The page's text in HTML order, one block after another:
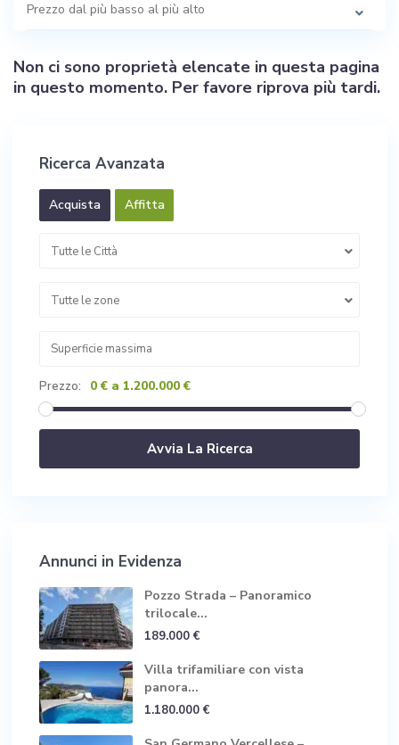
Prezzo dal più basso al più alto
Non ci sono proprietà elencate in questa pagina
in questo momento. Per favore riprova più tardi.
Ricerca Avanzata
Acquista Affitta
Tutte le Città
Tutte le zone
Prezzo: 0 € a 1.200.000 €
Annunci in Evidenza
Pozzo Strada – Panoramico
trilocale...
189.000 €
Villa trifamiliare con vista
panora...
1.180.000 €